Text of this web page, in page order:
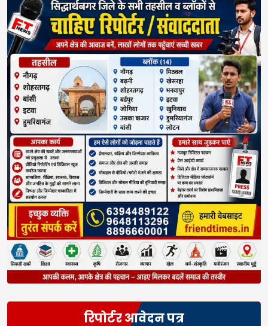
रिपोर्टर आवेदन पत्र